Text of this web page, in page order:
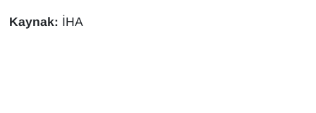
Kaynak: İHA